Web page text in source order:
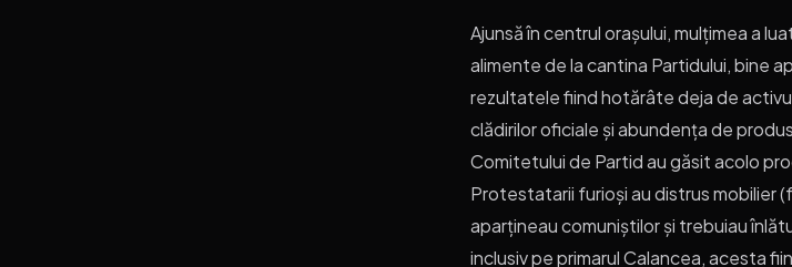
Ajunsă în centrul orașului, mulțimea a
alimente de la cantina Partidului, bine
rezultatele fiind hotărâte deja de
clădirilor oficiale și abundența de
Comitetului de Partid au găsit acolo
Protestatarii furioși au distrus mobilier
aparțineau comuniștilor și trebuiau
inclusiv pe primarul Calancea, acesta